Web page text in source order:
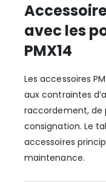
avec les
PMX14
Les accessoires
aux contraintes
raccordement, de
consignation. Le
accessoires
maintenance.